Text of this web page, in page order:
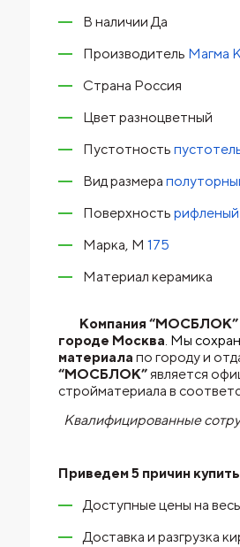
В наличии Да
Производитель Магма
Страна Россия
Цвет разноцветный
Пустотность
Вид размера
Поверхность рифленый
Марка, М 175
Материал керамика
Компания “МОСБЛОК”
городе Москва. Мы
материала по городу и
“МОСБЛОК”является
стройматериала в
Квалифицированные
Приведем 5 причин купить
Доступные цены на
Доставка и разгрузка